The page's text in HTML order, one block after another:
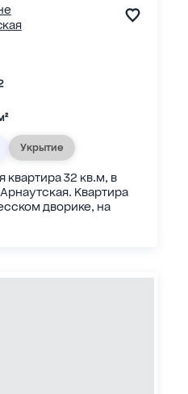
Укрытие
квартира 32 кв.м, в
Квартира
дворике, на